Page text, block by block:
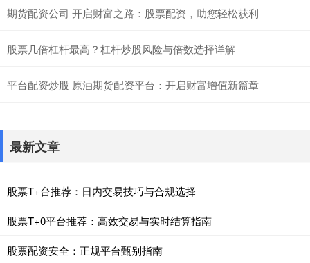
期货配资公司 开启财富之路：股票配资，助您轻松获利
股票几倍杠杆最高？杠杆炒股风险与倍数选择详解
平台配资炒股 原油期货配资平台：开启财富增值新篇章
最新文章
股票T+台推荐：日内交易技巧与合规选择
股票T+0平台推荐：高效交易与实时结算指南
股票配资安全：正规平台甄别指南